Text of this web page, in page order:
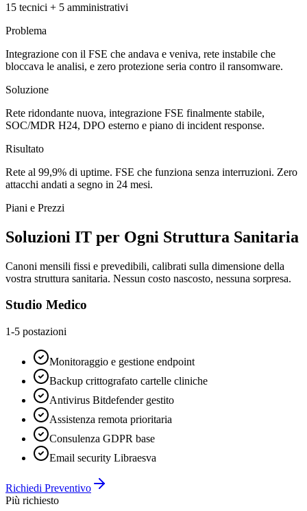
15 tecnici + 5 amministrativi
Problema
Integrazione con il FSE che andava e veniva, rete instabile che
bloccava le analisi, e zero protezione seria contro il ransomware.
Soluzione
Rete ridondante nuova, integrazione FSE finalmente stabile,
SOC/MDR H24, DPO esterno e piano di incident response.
Risultato
Rete al 99,9% di uptime. FSE che funziona senza interruzioni. Zero
attacchi andati a segno in 24 mesi.
Piani e Prezzi
Soluzioni IT per Ogni Struttura Sanitaria
Canoni mensili fissi e prevedibili, calibrati sulla dimensione della
vostra struttura sanitaria. Nessun costo nascosto, nessuna sorpresa.
Studio Medico
1-5 postazioni
Monitoraggio e gestione endpoint
Backup crittografato cartelle cliniche
Antivirus Bitdefender gestito
Assistenza remota prioritaria
Consulenza GDPR base
Email security Libraesva
Richiedi Preventivo
Più richiesto